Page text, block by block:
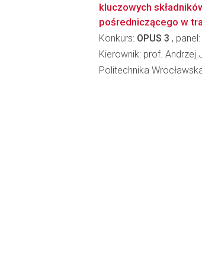
kluczowych
pośredniczącego w
Konkurs: OPUS 3 , panel:
Kierownik: prof. Andrzej
Politechnika